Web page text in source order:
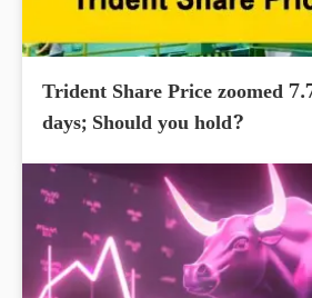
Trident Share Price zoomed
days; Should you hold?